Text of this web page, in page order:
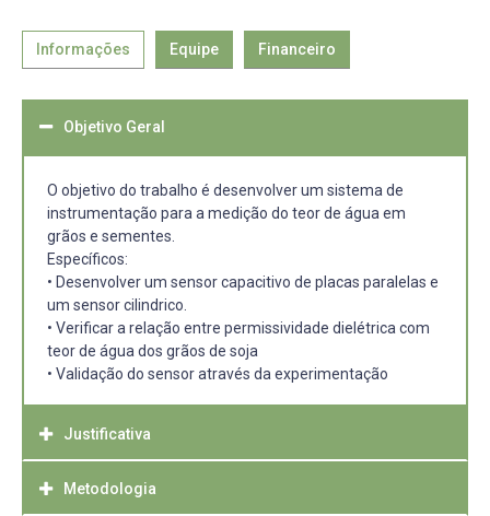
Informações Equipe Financeiro
Objetivo Geral
O objetivo do trabalho é desenvolver um sistema de
instrumentação para a medição do teor de água em
grãos e sementes.
Específicos:
• Desenvolver um sensor capacitivo de placas paralelas e
um sensor cilindrico.
• Verificar a relação entre permissividade dielétrica com
teor de água dos grãos de soja
• Validação do sensor através da experimentação
Justificativa
Este projeto justifica-se pela dificuldade na medição do
Metodologia